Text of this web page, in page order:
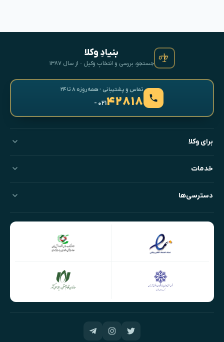
بنیادِ وکلا
جستجو، بررسی و انتخابِ وکیل · از سال ۱۳۸۷
تماس و پشتیبانی · همه‌روزه ۸ تا ۲۴
۴۲۸۱۸- ۰۲۱
برای وکلا
خدمات
دسترسی‌ها